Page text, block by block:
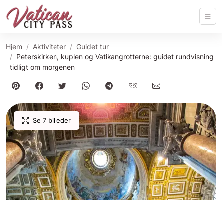
Hjem Aktiviteter
Guidet tur
Peterskirken, kuplen og Vatikangrotterne: guidet rundvisning
tidligt om morgenen
Se 7 billeder